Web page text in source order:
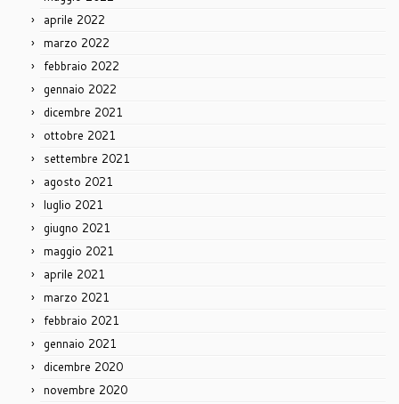
aprile 2022
marzo 2022
febbraio 2022
gennaio 2022
dicembre 2021
ottobre 2021
settembre 2021
agosto 2021
luglio 2021
giugno 2021
maggio 2021
aprile 2021
marzo 2021
febbraio 2021
gennaio 2021
dicembre 2020
novembre 2020